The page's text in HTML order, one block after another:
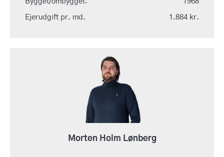
Ejerudgift pr. md. 1.884 kr.
Morten Holm Lønberg